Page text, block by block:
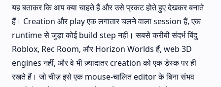
यह बताकर कि आप क्या चाहते हैं और उसे प्रकट होते हुए देखकर बनाते
हैं। Creation और play एक लगातार चलने वाला session हैं, एक
runtime से जुड़ा कोई build step नहीं। सबसे करीबी संदर्भ बिंदु
Roblox, Rec Room, और Horizon Worlds हैं, web 3D
engines नहीं, और वे भी ज़्यादातर creation को एक डेस्क पर ही
रखते हैं। जो चीज़ इसे एक mouse-चालित editor के बिना संभव